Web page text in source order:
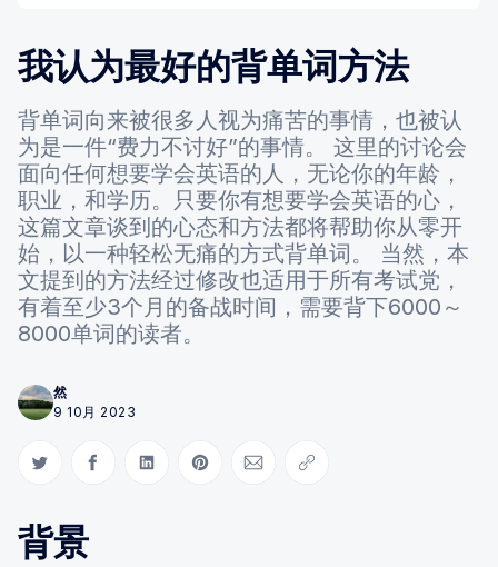
我认为最好的背单词方法
背单词向来被很多人视为痛苦的事情，也被认
为是一件“费力不讨好”的事情。 这里的讨论会
面向任何想要学会英语的人，无论你的年龄，
职业，和学历。只要你有想要学会英语的心，
这篇文章谈到的心态和方法都将帮助你从零开
始，以一种轻松无痛的方式背单词。 当然，本
文提到的方法经过修改也适用于所有考试党，
有着至少3个月的备战时间，需要背下6000～
8000单词的读者。
然
9 10月 2023
Share on Twitter
Share on Facebook
Share on LinkedIn
Share on Pinterest
Share via Email
Copy link
背景